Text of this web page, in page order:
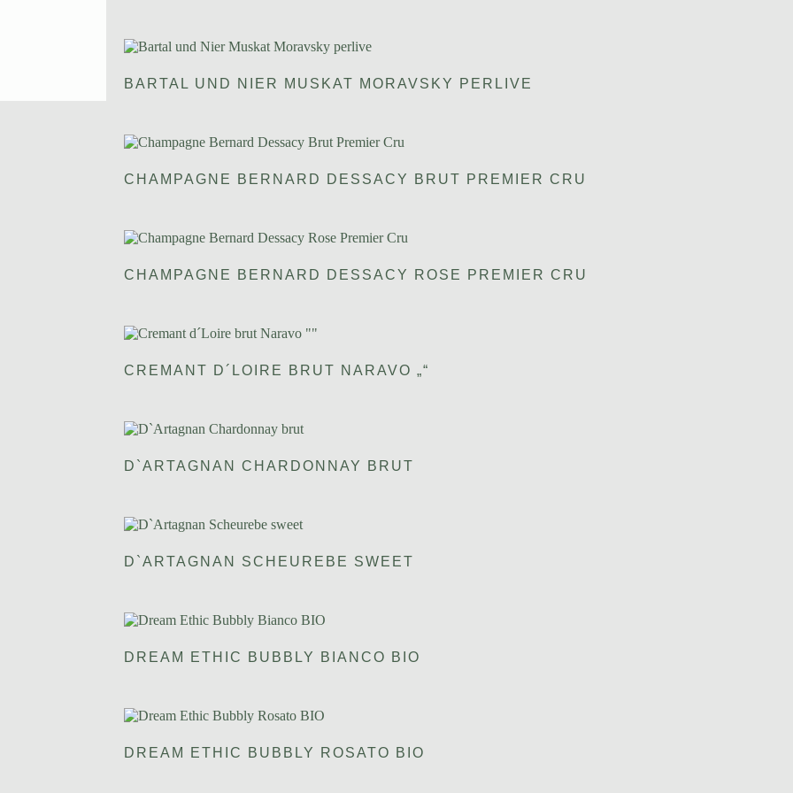
BARTAL UND NIER MUSKAT MORAVSKY PERLIVE
CHAMPAGNE BERNARD DESSACY BRUT PREMIER CRU
CHAMPAGNE BERNARD DESSACY ROSE PREMIER CRU
CREMANT D´LOIRE BRUT NARAVO „“
D`ARTAGNAN CHARDONNAY BRUT
D`ARTAGNAN SCHEUREBE SWEET
DREAM ETHIC BUBBLY BIANCO BIO
DREAM ETHIC BUBBLY ROSATO BIO